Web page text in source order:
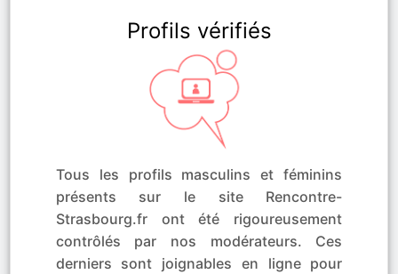
Profils vérifiés
Tous les profils masculins et féminins
présents sur le site Rencontre-
Strasbourg.fr ont été rigoureusement
contrôlés par nos modérateurs. Ces
derniers sont joignables en ligne pour